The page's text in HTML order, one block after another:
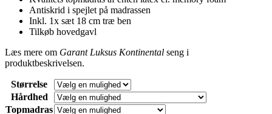
Antiskrid i spejlet på madrassen
Inkl. 1x sæt 18 cm træ ben
Tilkøb hovedgavl
Læs mere om Garant Luksus Kontinental seng i
produktbeskrivelsen.
Størrelse
Hårdhed
Topmadras